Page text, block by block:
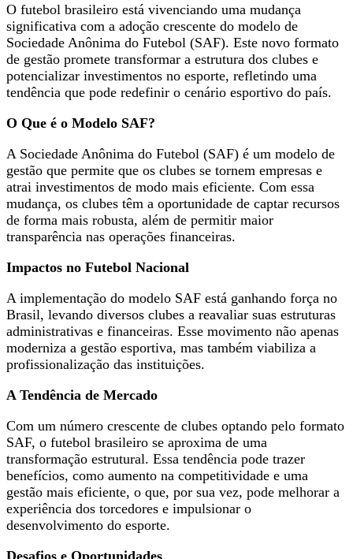
O futebol brasileiro está vivenciando uma mudança
significativa com a adoção crescente do modelo de
Sociedade Anônima do Futebol (SAF). Este novo formato
de gestão promete transformar a estrutura dos clubes e
potencializar investimentos no esporte, refletindo uma
tendência que pode redefinir o cenário esportivo do país.
O Que é o Modelo SAF?
A Sociedade Anônima do Futebol (SAF) é um modelo de
gestão que permite que os clubes se tornem empresas e
atrai investimentos de modo mais eficiente. Com essa
mudança, os clubes têm a oportunidade de captar recursos
de forma mais robusta, além de permitir maior
transparência nas operações financeiras.
Impactos no Futebol Nacional
A implementação do modelo SAF está ganhando força no
Brasil, levando diversos clubes a reavaliar suas estruturas
administrativas e financeiras. Esse movimento não apenas
moderniza a gestão esportiva, mas também viabiliza a
profissionalização das instituições.
A Tendência de Mercado
Com um número crescente de clubes optando pelo formato
SAF, o futebol brasileiro se aproxima de uma
transformação estrutural. Essa tendência pode trazer
benefícios, como aumento na competitividade e uma
gestão mais eficiente, o que, por sua vez, pode melhorar a
experiência dos torcedores e impulsionar o
desenvolvimento do esporte.
Desafios e Oportunidades